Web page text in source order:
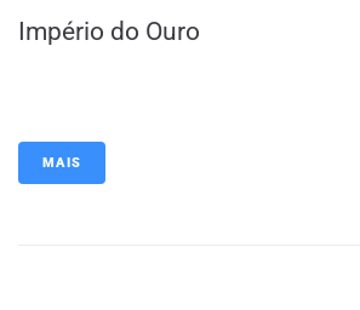
Império do Ouro
MAIS